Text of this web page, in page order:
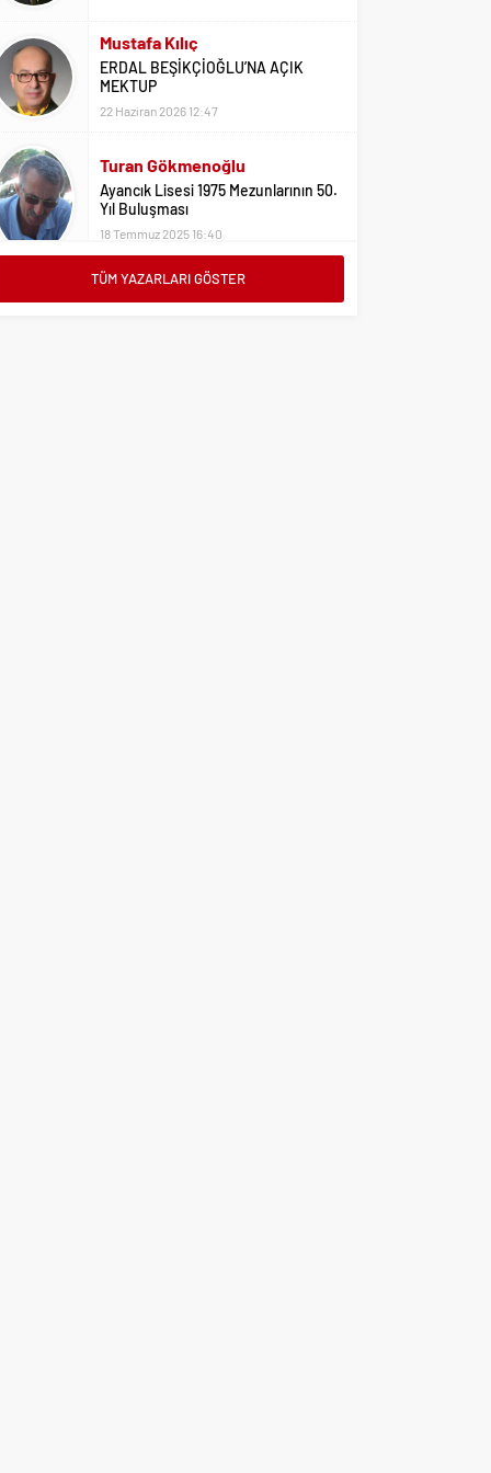
MEKTUP
22 Haziran 2026 12:47
Yıl Buluşması
18 Temmuz 2025 16:40
Bu Sene Fenerbahçe Ülke Puanlarını
TÜM YAZARLARI GÖSTER